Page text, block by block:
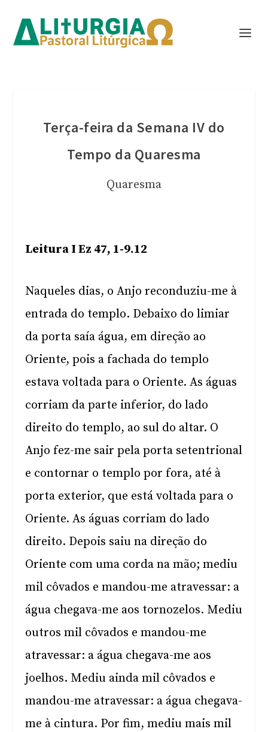
Terça-feira da Semana IV do
Tempo da Quaresma
Quaresma
Leitura I Ez 47, 1-9.12
Naqueles dias, o Anjo reconduziu-me à
entrada do templo. Debaixo do limiar
da porta saía água, em direção ao
Oriente, pois a fachada do templo
estava voltada para o Oriente. As águas
corriam da parte inferior, do lado
direito do templo, ao sul do altar. O
Anjo fez-me sair pela porta setentrional
e contornar o templo por fora, até à
porta exterior, que está voltada para o
Oriente. As águas corriam do lado
direito. Depois saiu na direção do
Oriente com uma corda na mão; mediu
mil côvados e mandou-me atravessar: a
água chegava-me aos tornozelos. Mediu
outros mil côvados e mandou-me
atravessar: a água chegava-me aos
joelhos. Mediu ainda mil côvados e
mandou-me atravessar: a água chegava-
me à cintura. Por fim, mediu mais mil